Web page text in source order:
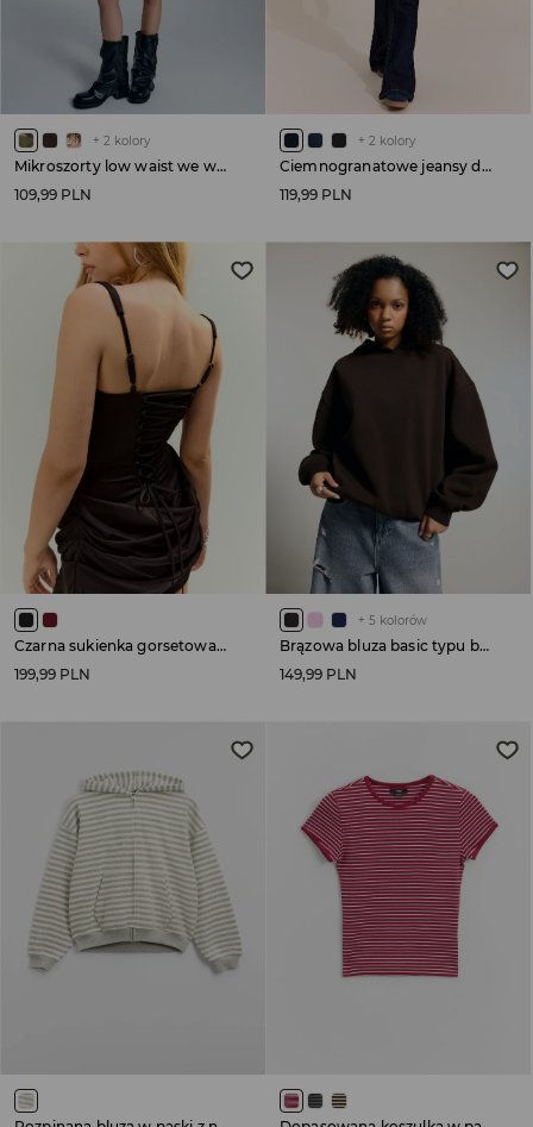
+ 2 kolory
Mikroszorty low waist we wzór camo
109,99 PLN
+ 2 kolory
Ciemnogranatowe jeansy dzwony z wysokim stanem
119,99 PLN
Czarna sukienka gorsetowa mini na ramiączkach
199,99 PLN
+ 5 kolorów
Brązowa bluza basic typu bombka z kapturem
149,99 PLN